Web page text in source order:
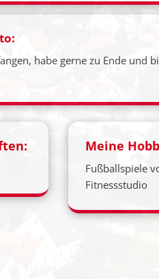
habe gerne zu Ende und
Meine
Fußballspiele
Fitnessstudio